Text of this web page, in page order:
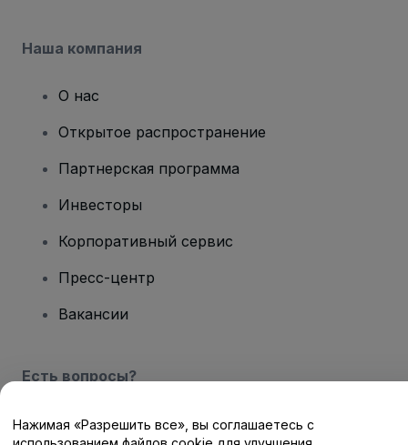
Наша компания
О нас
Открытое распространение
Партнерская программа
Инвесторы
Корпоративный сервис
Пресс-центр
Вакансии
Есть вопросы?
Центр помощи / Свяжитесь с нами
Нажимая «Разрешить все», вы соглашаетесь с